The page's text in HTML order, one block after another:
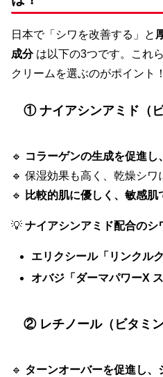
日本で「シワを改善する」と
成分は以下の3つです。これ
クリームを選ぶのがポイント！
① ナイアシンアミド（ビ
🔹 コラーゲンの生成を促進し
🔹 保湿効果も高く、乾燥シ
🔹
比較的肌に優しく、敏感肌
💡 ナイアシンアミド配合のシ
エリクシール「リンクル
オバジ「ダーマパワーX
② レチノール（ビタミン
🔹 ターンオーバーを促進し、